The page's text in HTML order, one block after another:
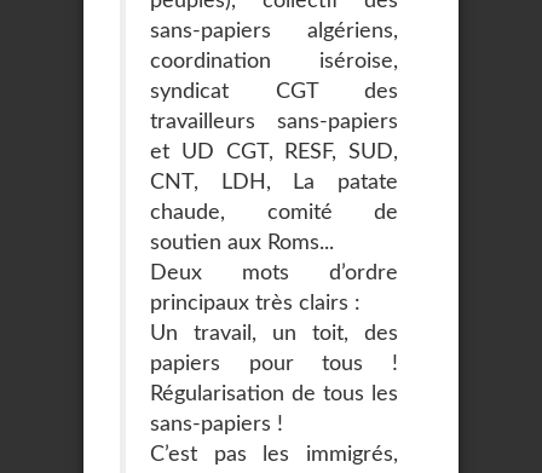
sans-papiers algériens,
coordination iséroise,
syndicat CGT des
travailleurs sans-papiers
et UD CGT, RESF, SUD,
CNT, LDH, La patate
chaude, comité de
soutien aux Roms...
Deux mots d’ordre
principaux très clairs :
Un travail, un toit, des
papiers pour tous !
Régularisation de tous les
sans-papiers !
C’est pas les immigrés,